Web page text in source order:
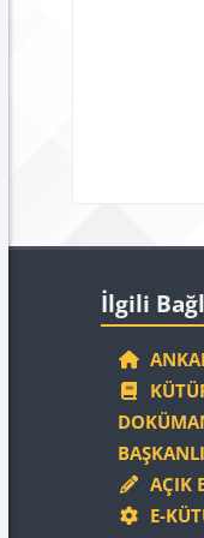
İlgili
AÇIK
E-